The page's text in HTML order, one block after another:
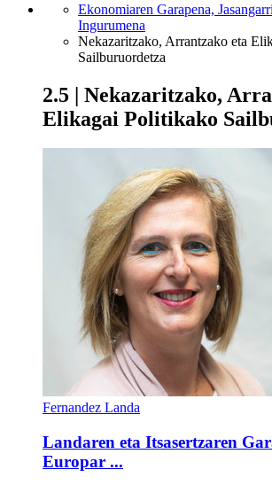
Ekonomiaren Garapena,
Ingurumena
Nekazaritzako, Arrantzako eta
Sailburuordetza
2.5 | Nekazaritzako,
Elikagai Politikako
Fernandez Landa
Landaren eta Itsasertzaren
Europar ...